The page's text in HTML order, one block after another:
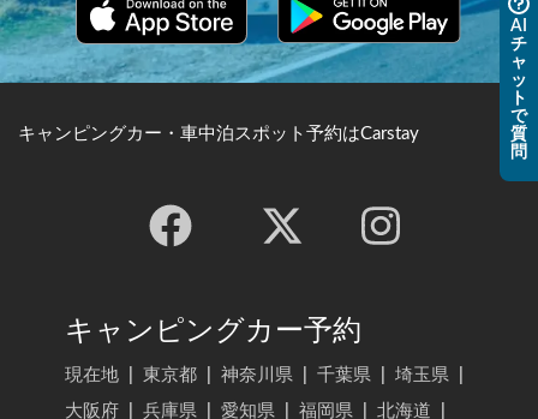
AI
チ
ャ
ッ
ト
で
質
問
キャンピングカー・車中泊スポット予約はCarstay
キャンピングカー予約
現在地 東京都 神奈川県 千葉県 埼玉県
大阪府
兵庫県 愛知県 福岡県 北海道